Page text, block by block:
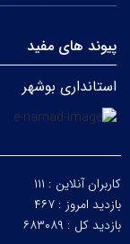
پیوند های مفید
استانداری بوشهر
کاربران آنلاین : ۱۱۱
بازدید امروز : ۴۶۷
بازدید کل : ۶۸۳۰۸۹